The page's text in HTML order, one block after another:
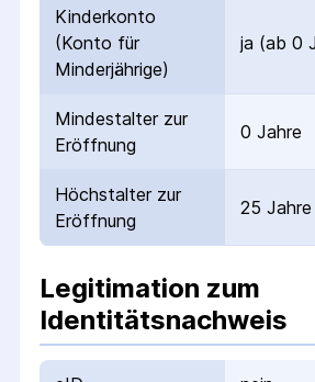
Kinderkonto
(Konto für
Minderjährige)
ja (ab 0
Mindestalter zur
Eröffnung
0 Jahre
Höchstalter zur
Eröffnung
25 Jahre
Legitimation zum
Identitätsnachweis